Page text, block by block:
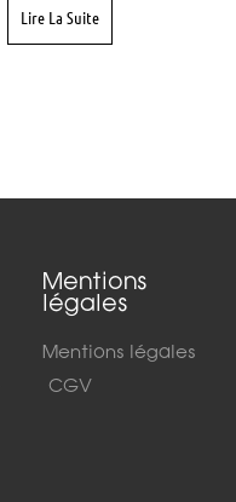
Lire La Suite
Mentions
légales
Mentions légales
CGV